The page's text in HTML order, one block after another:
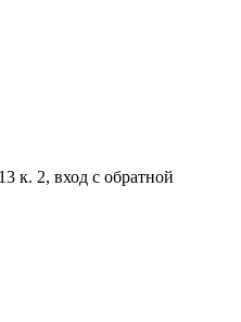
к. 2, вход с обратной